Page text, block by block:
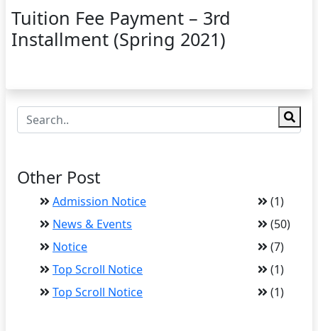
Tuition Fee Payment – 3rd
Installment (Spring 2021)
Other Post
Admission Notice
(1)
News & Events
(50)
Notice
(7)
Top Scroll Notice
(1)
Top Scroll Notice
(1)